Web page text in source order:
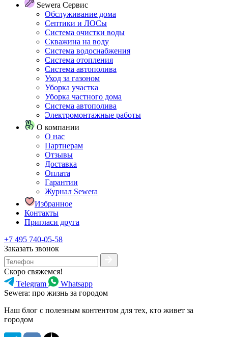
Sewera Сервис
Обслуживание дома
Септики и ЛОСы
Система очистки воды
Скважина на воду
Система водоснабжения
Система отопления
Система автополива
Уход за газоном
Уборка участка
Уборка частного дома
Система автополива
Электромонтажные работы
О компании
О нас
Партнерам
Отзывы
Доставка
Оплата
Гарантии
Журнал Sewera
Избранное
Контакты
Пригласи друга
+7 495 740-05-58
Заказать звонок
Скоро свяжемся!
Telegram
Whatsapp
Sewera: про жизнь за городом
Наш блог c полезным контентом для тех, кто живет за
городом